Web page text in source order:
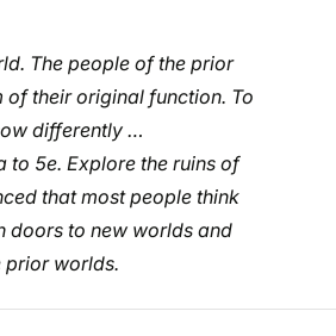
The people of the prior
their original function. To
differently …
to 5e. Explore the ruins of
that most people think
doors to new worlds and
prior worlds.